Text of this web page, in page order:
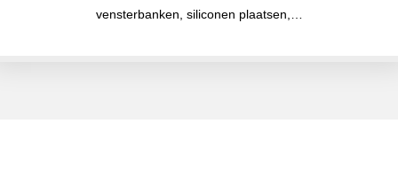
vensterbanken, siliconen plaatsen,…